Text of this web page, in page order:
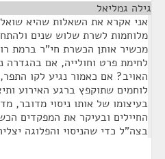
גילה גמליאל
אני אקרא את השאלות שהיא
מלוחמות לשרת שלוש שנים
לחימת פרט וחולייה, אם בהגדרה
האויב? אם כאמור נגיע לקו
לוחמים שתוקפץ ברגע האירוע
בעיצומו של אותו ניסוי מדובר,
החיילים ובעיקר את המפקדים
בצה"ל כדי שהניסוי והפלוגה